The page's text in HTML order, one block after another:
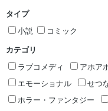
タイプ
小説
コミック
カテゴリ
ラブコメディ
アホア
エモーショナル
せつ
ホラー・ファンタジー